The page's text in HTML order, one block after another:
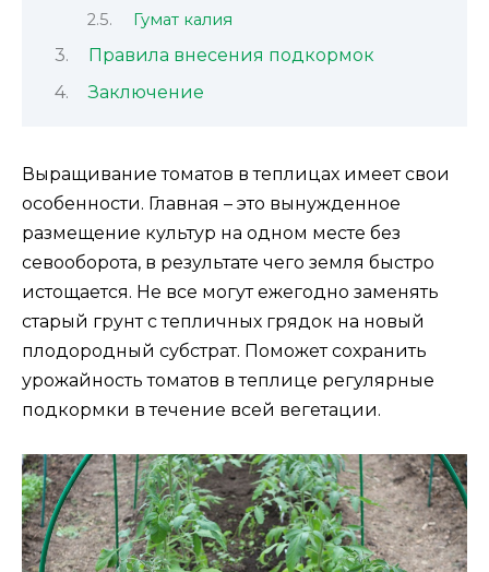
Гумат калия
Правила внесения подкормок
Заключение
Выращивание томатов в теплицах имеет свои
особенности. Главная – это вынужденное
размещение культур на одном месте без
севооборота, в результате чего земля быстро
истощается. Не все могут ежегодно заменять
старый грунт с тепличных грядок на новый
плодородный субстрат. Поможет сохранить
урожайность томатов в теплице регулярные
подкормки в течение всей вегетации.